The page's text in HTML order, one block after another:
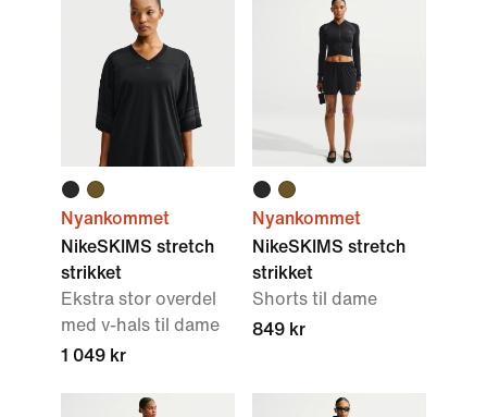
Nyankommet
NikeSKIMS stretch
strikket
Ekstra stor overdel
med v-hals til dame
1 049 kr
Nyankommet
NikeSKIMS stretch
strikket
Shorts til dame
849 kr